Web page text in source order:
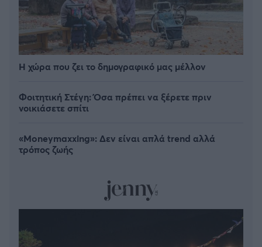
Η χώρα που ζει το δημογραφικό μας μέλλον
Φοιτητική Στέγη: Όσα πρέπει να ξέρετε πριν
νοικιάσετε σπίτι
«Moneymaxxing»: Δεν είναι απλά trend αλλά
τρόπος ζωής